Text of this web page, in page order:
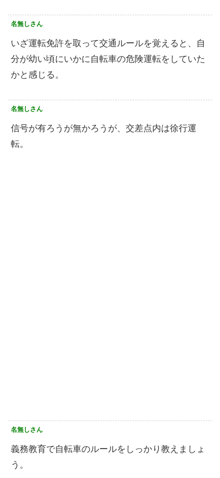
名無しさん
いざ運転免許を取って交通ルールを覚えると、自
分が幼い頃にいかに自転車の危険運転をしていた
かと感じる。
名無しさん
信号が有ろうが無かろうが、交差点内は徐行運
転。
名無しさん
義務教育で自転車のルールをしっかり教えましょ
う。